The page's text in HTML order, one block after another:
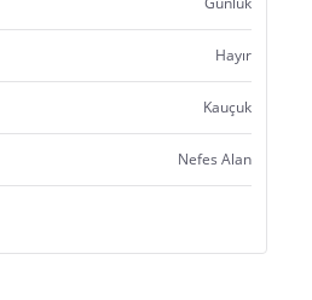
Hayır
Kauçuk
Nefes Alan